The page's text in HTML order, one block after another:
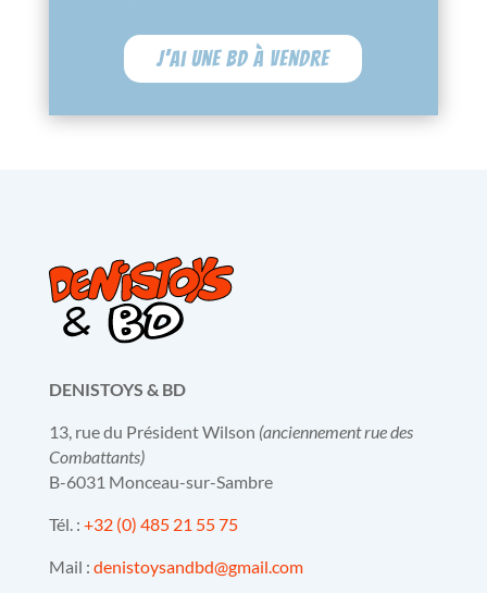
J'ai une BD à vendre
DENISTOYS & BD
13, rue du Président Wilson (anciennement rue des
Combattants)
B-6031 Monceau-sur-Sambre
Tél. : +32 (0) 485 21 55 75
Mail : denistoysandbd@gmail.com